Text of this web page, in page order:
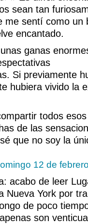
sean tan
me sentí como un
encantado.
ganas
Si previamente
hubiera vivido la
todos
de las
que no soy la
12 de
acabo de leer
Nueva York por
de poco
son